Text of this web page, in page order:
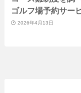
ゴルフ場予約サー
2026年4月13日